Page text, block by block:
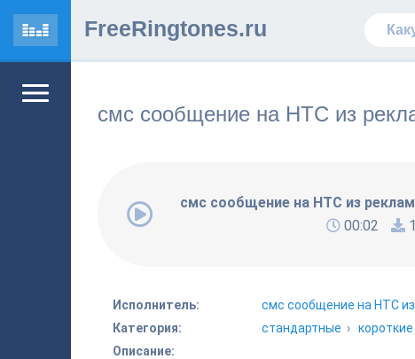
FreeRingtones.ru
смс сообщение на HTC из
смс сообщение на HTC из
00:02
Исполнитель:
смс сообщение на HTC
Категория:
стандартные › короткие
Описание: